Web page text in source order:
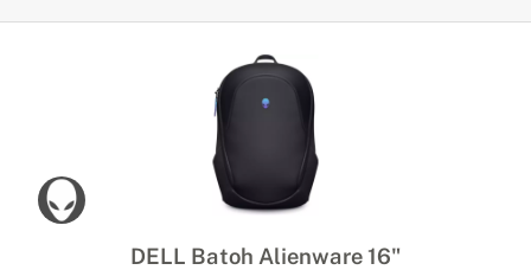
DELL Batoh Alienware 16"